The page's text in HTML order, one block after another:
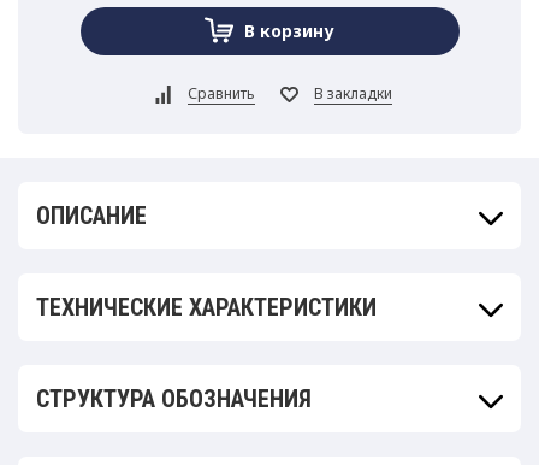
ОПИСАНИЕ
ТЕХНИЧЕСКИЕ ХАРАКТЕРИСТИКИ
СТРУКТУРА ОБОЗНАЧЕНИЯ